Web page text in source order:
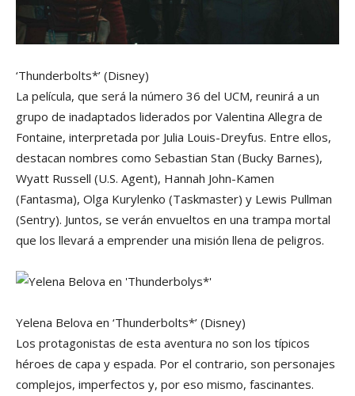
‘Thunderbolts*’ (Disney)
La película, que será la número 36 del UCM, reunirá a un
grupo de inadaptados liderados por Valentina Allegra de
Fontaine, interpretada por Julia Louis-Dreyfus. Entre ellos,
destacan nombres como Sebastian Stan (Bucky Barnes),
Wyatt Russell (U.S. Agent), Hannah John-Kamen
(Fantasma), Olga Kurylenko (Taskmaster) y Lewis Pullman
(Sentry). Juntos, se verán envueltos en una trampa mortal
que los llevará a emprender una misión llena de peligros.
Yelena Belova en ‘Thunderbolts*’ (Disney)
Los protagonistas de esta aventura no son los típicos
héroes de capa y espada. Por el contrario, son personajes
complejos, imperfectos y, por eso mismo, fascinantes.